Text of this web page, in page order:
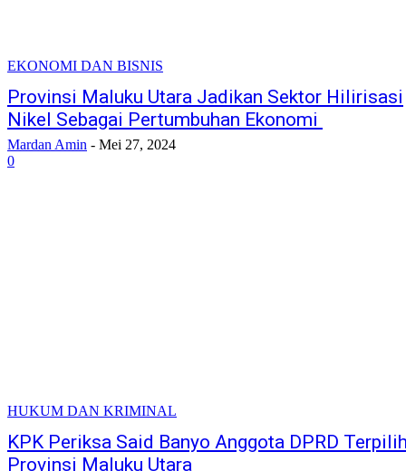
EKONOMI DAN BISNIS
Provinsi Maluku Utara Jadikan Sektor Hilirisasi
Nikel Sebagai Pertumbuhan Ekonomi
Mardan Amin - Mei 27, 2024
0
HUKUM DAN KRIMINAL
KPK Periksa Said Banyo Anggota DPRD
Provinsi Maluku Utara